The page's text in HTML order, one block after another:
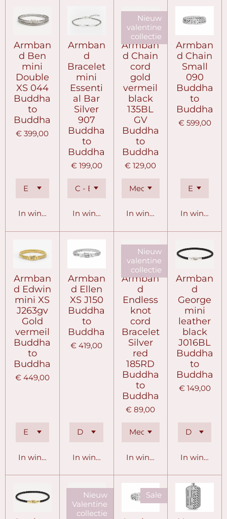
Armban
d Ben
mini
Double
XS 044
Buddha
to
Buddha
€ 399,00
In winkelwagen
Armban
d
Bracelet
mini
Essenti
al Bar
Silver
907
Buddha
to
Buddha
€ 199,00
In winkelwagen
Nieuw
valentine
collectie
Armban
d Chain
cord
gold
vermeil
black
135BL
GV
Buddha
to
Buddha
€ 129,00
In winkelwagen
Armban
d Chain
Small
090
Buddha
to
Buddha
€ 599,00
In
Armban
d Edwin
mini XS
J263gv
Gold
vermeil
Buddha
to
Buddha
€ 449,00
In winkelwagen
Armban
d Ellen
XS J150
Buddha
to
Buddha
€ 419,00
In winkelwagen
Nieuw
valentine
collectie
Armban
d
Endless
knot
cord
Bracelet
Silver
red
185RD
Buddha
to
Buddha
€ 89,00
In winkelwagen
Armban
d
George
mini
leather
black
J016BL
Buddha
to
Buddha
€ 149,00
In
Nieuw
Valentine
collectie
Sale